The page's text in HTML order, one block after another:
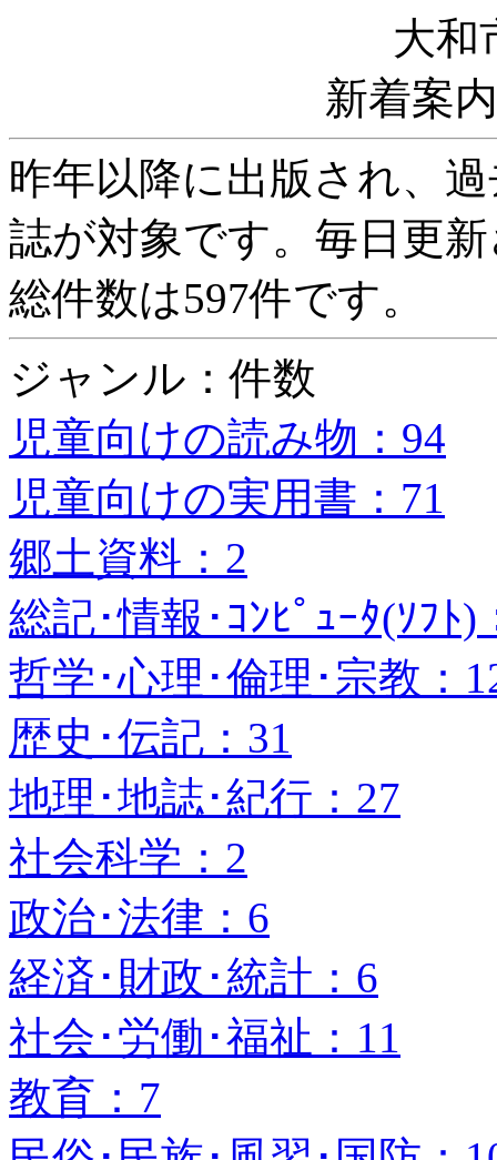
大和
新着案
昨年以降に出版され、
誌が対象です。毎日更
総件数は597件です。
ジャンル：件数
児童向けの読み物：94
児童向けの実用書：71
郷土資料：2
総記･情報･ｺﾝﾋﾟｭｰﾀ(ｿﾌﾄ)
哲学･心理･倫理･宗教：
歴史･伝記：31
地理･地誌･紀行：27
社会科学：2
政治･法律：6
経済･財政･統計：6
社会･労働･福祉：11
教育：7